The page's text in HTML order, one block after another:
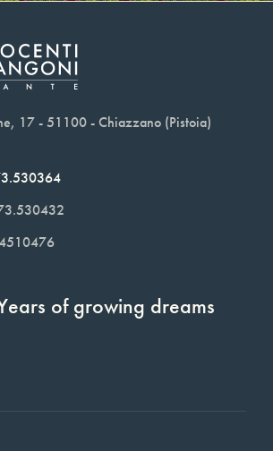
17 - 51100 - Chiazzano (Pistoia)
of growing dreams